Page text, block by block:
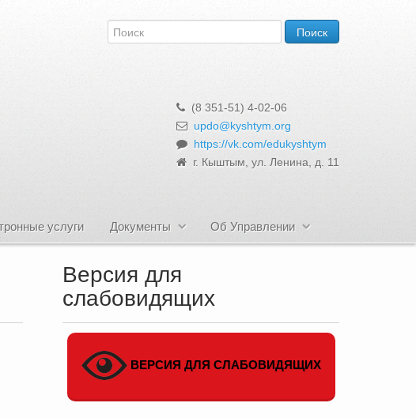
(8 351-51) 4-02-06
updo@kyshtym.org
https://vk.com/edukyshtym
г. Кыштым, ул. Ленина, д. 11
услуги Документы Об Управлении
Версия для
слабовидящих
ВЕРСИЯ ДЛЯ СЛАБОВИДЯЩИХ